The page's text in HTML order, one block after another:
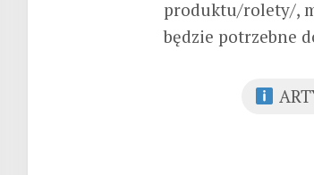
produktu/rolety/,
będzie potrzebne